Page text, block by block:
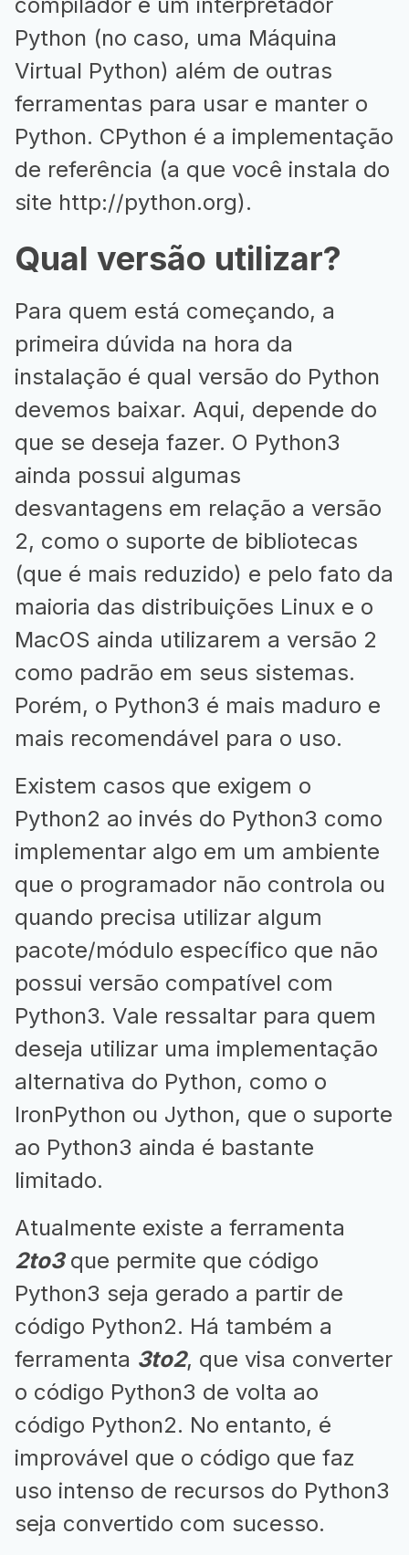
Python (no caso, uma Máquina
Virtual Python) além de outras
ferramentas para usar e manter o
Python. CPython é a implementação
de referência (a que você instala do
site http://python.org).
Qual versão utilizar?
Para quem está começando, a
primeira dúvida na hora da
instalação é qual versão do Python
devemos baixar. Aqui, depende do
que se deseja fazer. O Python3
ainda possui algumas
desvantagens em relação a versão
2, como o suporte de bibliotecas
(que é mais reduzido) e pelo fato da
maioria das distribuições Linux e o
MacOS ainda utilizarem a versão 2
como padrão em seus sistemas.
Porém, o Python3 é mais maduro e
mais recomendável para o uso.
Existem casos que exigem o
Python2 ao invés do Python3 como
implementar algo em um ambiente
que o programador não controla ou
quando precisa utilizar algum
pacote/módulo específico que não
possui versão compatível com
Python3. Vale ressaltar para quem
deseja utilizar uma implementação
alternativa do Python, como o
IronPython ou Jython, que o suporte
ao Python3 ainda é bastante
limitado.
Atualmente existe a ferramenta
2to3que permite que código
Python3 seja gerado a partir de
código Python2. Há também a
ferramenta 3to2, que visa converter
o código Python3 de volta ao
código Python2. No entanto, é
improvável que o código que faz
uso intenso de recursos do Python3
seja convertido com sucesso.